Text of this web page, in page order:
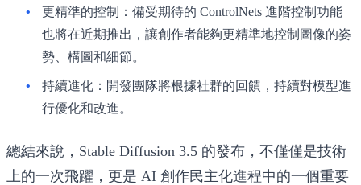
更精準的控制
：備受期待的 ControlNets 進階控制功能
也將在近期推出，讓創作者能夠更精準地控制圖像的姿
勢、構圖和細節。
持續進化 ：開發團隊將根據社群的回饋，持續對模型進
行優化和改進。
總結來說，Stable Diffusion 3.5 的發布，不僅僅是技術
上的一次飛躍，更是 AI 創作民主化進程中的一個重要